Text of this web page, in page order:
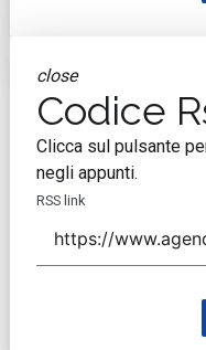
close
Codice
Clicca sul pulsante
negli appunti.
RSS link